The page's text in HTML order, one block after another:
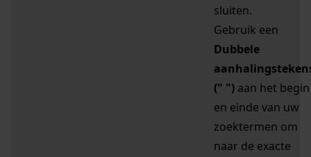
sluiten.
Gebruik een
Dubbele
(" ") aan het begin
en einde van uw
zoektermen om
naar de exacte